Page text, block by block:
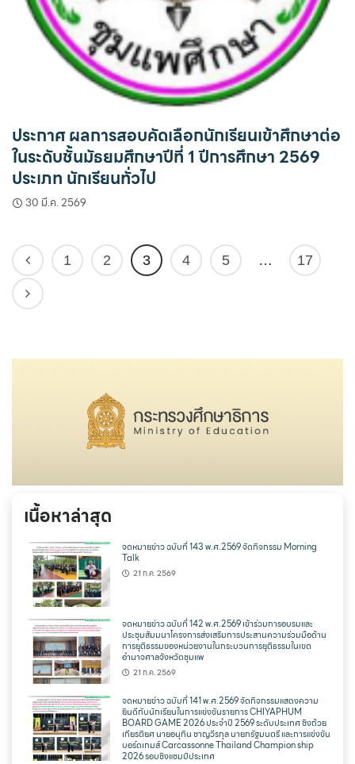
ประกาศ ผลการสอบคัดเลือกนักเรียนเข้าศึกษาต่อ
ในระดับชั้นมัธยมศึกษาปีที่ 1 ปีการศึกษา 2569
ประเภท นักเรียนทั่วไป
30 มี.ค. 2569
1 2 3 4 5 … 17
เนื้อหาล่าสุด
จดหมายข่าว ฉบับที่ 143 พ.ศ.2569 จัดกิจกรรม Morning
Talk
21 ก.ค. 2569
จดหมายข่าว ฉบับที่ 142 พ.ศ.2569 เข้าร่วมการอบรมและ
ประชุมสัมมนาโครงการส่งเสริมการประสานความร่วมมือด้าน
การยุติธรรมของหน่วยงานในกระบวนการยุติธรรมในเขต
อำนาจศาลจังหวัดชุมแพ
21 ก.ค. 2569
จดหมายข่าว ฉบับที่ 141 พ.ศ.2569 จัดกิจกรรมแสดงความ
ยินดีกับนักเรียนในการแข่งขันรายการ CHIYAPHUM
BOARD GAME 2026 ประจำปี 2569 ระดับประเทศ ชิงถ้วย
เกียรติยศ นายอนุทิน ชาญวีรกุล นายกรัฐมนตรี และการแข่งขัน
บอร์ดเกมส์ Carcassonne Thailand Champion ship
2026 รอบชิงแชมป์ประเทศ